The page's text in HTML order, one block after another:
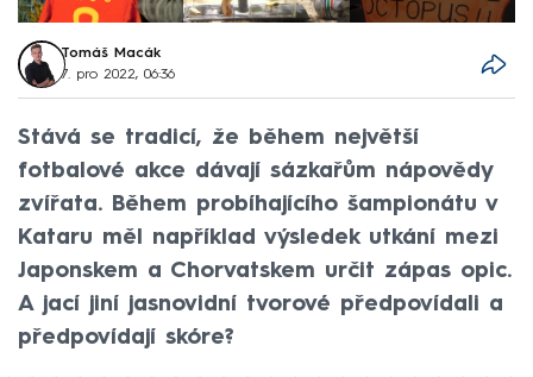
Tomáš Macák
7. pro 2022, 06:36
Stává se tradicí, že během největší
fotbalové akce dávají sázkařům nápovědy
zvířata. Během probíhajícího šampionátu v
Kataru měl například výsledek utkání mezi
Japonskem a Chorvatskem určit zápas opic.
A jací jiní jasnovidní tvorové předpovídali a
předpovídají skóre?